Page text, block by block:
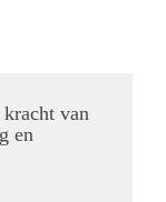
van
en